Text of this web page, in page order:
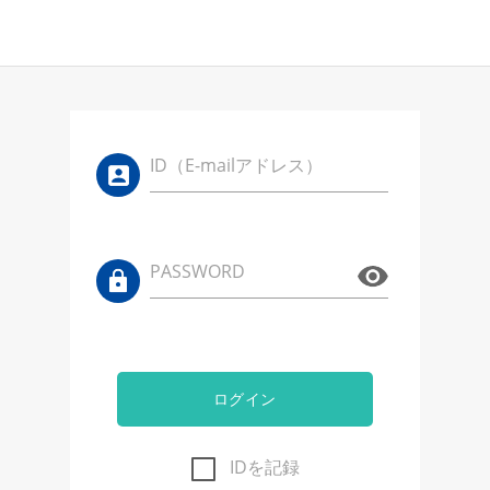
ID（E-mailアドレス）
PASSWORD
ログイン
IDを記録